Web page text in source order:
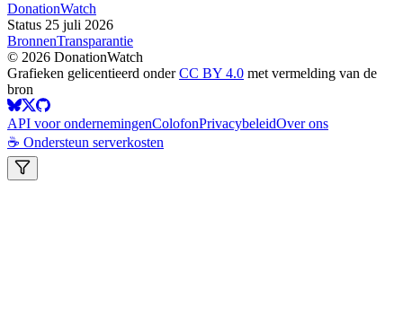
DonationWatch
Status 25 juli 2026
BronnenTransparantie
© 2026 DonationWatch
Grafieken gelicentieerd onderCC BY 4.0 met vermelding van de
bron
API voor ondernemingenColofonPrivacybeleidOver ons
☕ Ondersteun serverkosten